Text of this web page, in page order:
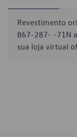
Revestimento
867-287- -71N
sua loja virtual